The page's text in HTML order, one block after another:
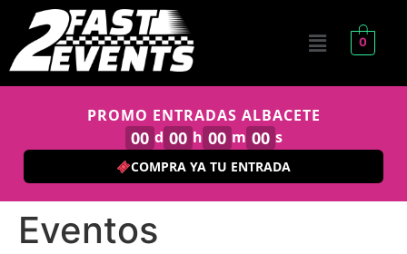
0
PROMO ENTRADAS ALBACETE
00 d 00 h 00 m 00 s
COMPRA YA TU ENTRADA
Eventos